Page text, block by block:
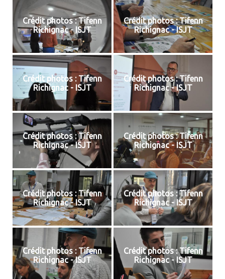
Crédit photos : Tifenn
Richignac - ISJT
Crédit photos : Tifenn
Richignac - ISJT
Crédit photos : Tifenn
Richignac - ISJT
Crédit photos : Tifenn
Richignac - ISJT
Crédit photos : Tifenn
Richignac - ISJT
Crédit photos : Tifenn
Richignac - ISJT
Crédit photos : Tifenn
Richignac - ISJT
Crédit photos : Tifenn
Richignac - ISJT
Crédit photos : Tifenn
Richignac - ISJT
Crédit photos : Tifenn
Richignac - ISJT